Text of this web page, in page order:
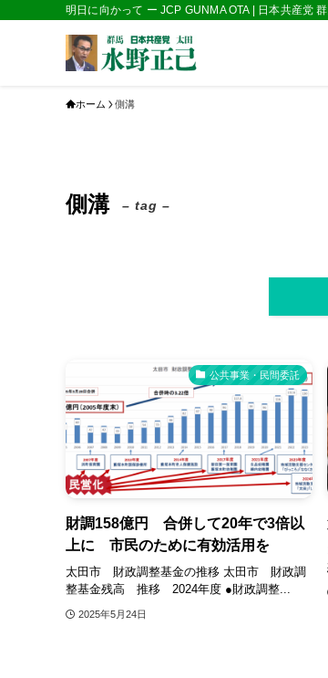
明日に向かって ー JCP GUNMA OTA | 日本共産党
ホーム 側溝
側溝 – tag –
公共事業・民間委託
財調158億円 合併して20年で3倍以
上に 市民のために有効活用を
太田市 財政調整基金の推移 太田市 財政調
整基金残高 推移 2024年度 ●財政調整...
2025年5月24日